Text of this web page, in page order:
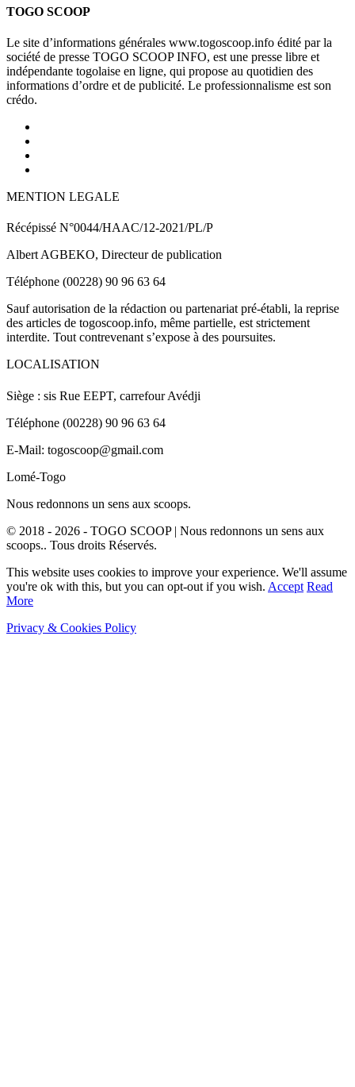
TOGO SCOOP
Le site d’informations générales www.togoscoop.info édité par la
société de presse TOGO SCOOP INFO, est une presse libre et
indépendante togolaise en ligne, qui propose au quotidien des
informations d’ordre et de publicité. Le professionnalisme est son
crédo.
MENTION LEGALE
Récépissé N°0044/HAAC/12-2021/PL/P
Albert AGBEKO, Directeur de publication
Téléphone (00228) 90 96 63 64
Sauf autorisation de la rédaction ou partenariat pré-établi, la reprise
des articles de togoscoop.info, même partielle, est strictement
interdite. Tout contrevenant s’expose à des poursuites.
LOCALISATION
Siège : sis Rue EEPT, carrefour Avédji
Téléphone (00228) 90 96 63 64
E-Mail: togoscoop@gmail.com
Lomé-Togo
Nous redonnons un sens aux scoops.
© 2018 - 2026 - TOGO SCOOP | Nous redonnons un sens aux
scoops.. Tous droits Réservés.
This website uses cookies to improve your experience. We'll assume
you're ok with this, but you can opt-out if you wish. Accept Read
More
Privacy & Cookies Policy